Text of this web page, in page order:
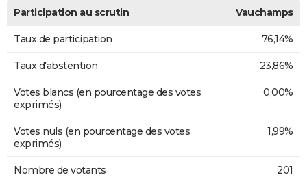
Participation au scrutin Vauchamps
Taux de participation 76,14%
Taux d'abstention 23,86%
Votes blancs (en pourcentage des votes
exprimés)
0,00%
Votes nuls (en pourcentage des votes
exprimés)
1,99%
Nombre de votants 201